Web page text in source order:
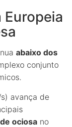
abaixo dos
conjunto
avança de
ociosa no